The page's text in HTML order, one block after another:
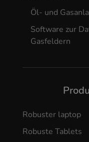
Öl- und
Software zur
Gasfeldern
Robuster laptop
Robuste Tablets